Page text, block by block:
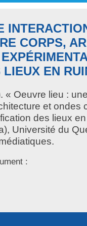
CORPS,
EN
« Oeuvre lieu :
et ondes
des lieux
Université du
: